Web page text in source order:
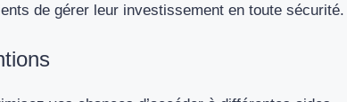
de gérer leur investissement en toute sécurité.